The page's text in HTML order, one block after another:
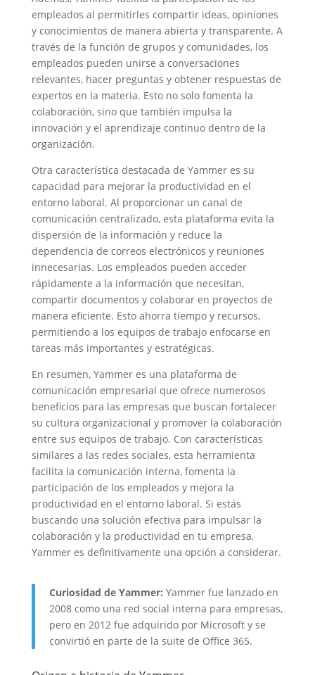
empleados al permitirles compartir ideas, opiniones
y conocimientos de manera abierta y transparente. A
través de la función de grupos y comunidades, los
empleados pueden unirse a conversaciones
relevantes, hacer preguntas y obtener respuestas de
expertos en la materia. Esto no solo fomenta la
colaboración, sino que también impulsa la
innovación y el aprendizaje continuo dentro de la
organización.
Otra característica destacada de Yammer es su
capacidad para mejorar la productividad en el
entorno laboral. Al proporcionar un canal de
comunicación centralizado, esta plataforma evita la
dispersión de la información y reduce la
dependencia de correos electrónicos y reuniones
innecesarias. Los empleados pueden acceder
rápidamente a la información que necesitan,
compartir documentos y colaborar en proyectos de
manera eficiente. Esto ahorra tiempo y recursos,
permitiendo a los equipos de trabajo enfocarse en
tareas más importantes y estratégicas.
En resumen, Yammer es una plataforma de
comunicación empresarial que ofrece numerosos
beneficios para las empresas que buscan fortalecer
su cultura organizacional y promover la colaboración
entre sus equipos de trabajo. Con características
similares a las redes sociales, esta herramienta
facilita la comunicación interna, fomenta la
participación de los empleados y mejora la
productividad en el entorno laboral. Si estás
buscando una solución efectiva para impulsar la
colaboración y la productividad en tu empresa,
Yammer es definitivamente una opción a considerar.
Curiosidad de Yammer: Yammer fue lanzado en
2008 como una red social interna para empresas,
pero en 2012 fue adquirido por Microsoft y se
convirtió en parte de la suite de Office 365.